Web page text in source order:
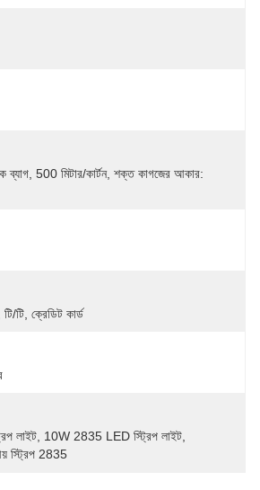
ব্যাগ, 500 মিটার/কার্টন, শক্ত কাগজের আকার:
টি/টি, ক্রেডিট কার্ড
লাইট 10W 2835 LED স্ট্রিপ লাইট
স্ট্রিপ 2835